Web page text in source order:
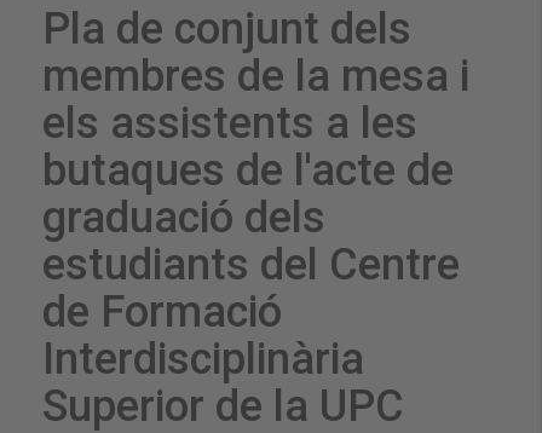
Pla de conjunt dels
membres de la mesa i
els assistents a les
butaques de l'acte de
graduació dels
estudiants del Centre
de Formació
Interdisciplinària
Superior de la UPC